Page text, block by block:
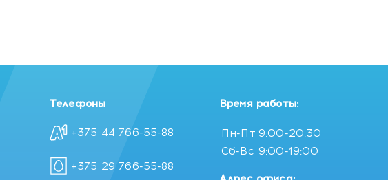
Телефоны
+375 44 766-55-88
+375 29 766-55-88
Время работы:
Пн-Пт 9:00-20:30
Сб-Вс 9:00-19:00